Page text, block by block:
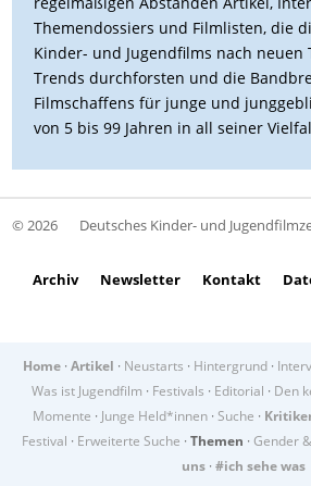
Themendossiers und Filmlisten, die
Kinder- und Jugendfilms nach neuen
Trends durchforsten und die
Filmschaffens für junge und
von 5 bis 99 Jahren in all seiner
© 2026 Deutsches Kinder- und
Archiv Newsletter Kontakt
Home · Artikel · Neustarts · Hintergrund ·
Was ist Jugendfilm · Festivals · Editorial · Den
Momente · Junge Held*innen · Suche ·
Festival · Erweiterte Suche · Themen · Gender
uns · #ich sehe was